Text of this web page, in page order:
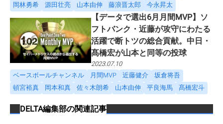
岡林勇希
源田壮亮 山本由伸 藤浪晋太郎 今永昇太
【データで選出6月月間MVP】ソ
フトバンク・近藤が攻守にわたる
活躍で断トツの総合貢献。中日・
髙橋宏が山本と同等の投球
2023.07.10
ベースボールチャンネル
月間MVP 近藤健介
坂倉将吾
頓宮裕真
岡本和真 佐々木朗希 山本由伸 平良海馬 髙橋宏斗
DELTA編集部の関連記事